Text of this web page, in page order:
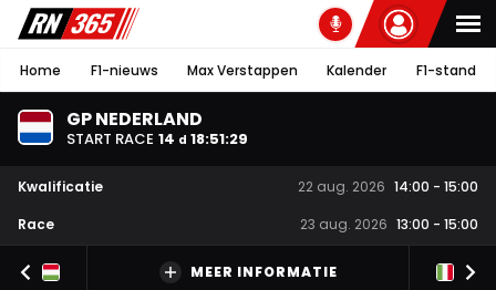
Home F1-nieuws Max Verstappen Kalender F1-stand
GP NEDERLAND
START RACE 14 d 18:51:28
Kwalificatie 22 aug. 2026 14:00 - 15:00
Race
23 aug. 2026 13:00 - 15:00
MEER INFORMATIE